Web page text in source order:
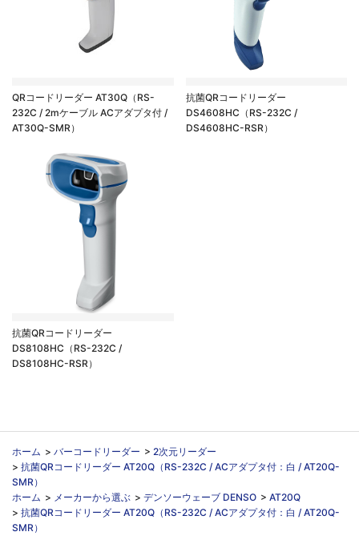
QRコードリーダー AT30Q（RS-
232C / 2mケーブル ACアダプタ付 /
AT30Q-SMR）
抗菌QRコードリーダー
DS4608HC（RS-232C /
DS4608HC-RSR）
抗菌QRコードリーダー
DS8108HC（RS-232C /
DS8108HC-RSR）
ホーム > バーコードリーダー > 2次元リーダー
> 抗菌QRコードリーダー AT20Q（RS-232C / ACアダプタ付：白 / AT20Q-
SMR）
ホーム > メーカーから選ぶ > デンソーウェーブ DENSO > AT20Q
> 抗菌QRコードリーダー AT20Q（RS-232C / ACアダプタ付：白 / AT20Q-
SMR）